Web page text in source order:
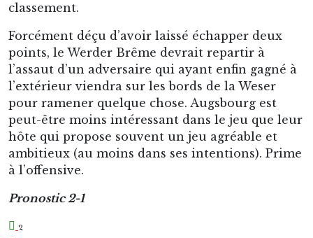
classement.
Forcément déçu d’avoir laissé échapper deux
points, le Werder Brême devrait repartir à
l’assaut d’un adversaire qui ayant enfin gagné à
l’extérieur viendra sur les bords de la Weser
pour ramener quelque chose. Augsbourg est
peut-être moins intéressant dans le jeu que leur
hôte qui propose souvent un jeu agréable et
ambitieux (au moins dans ses intentions). Prime
à l’offensive.
Pronostic 2-1
2